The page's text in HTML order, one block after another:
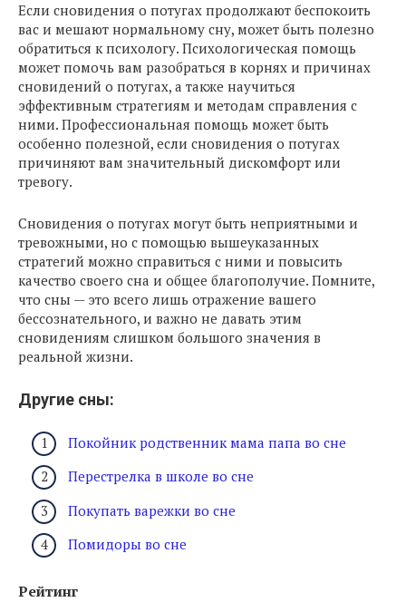
Если сновидения о потугах продолжают беспокоить
вас и мешают нормальному сну, может быть полезно
обратиться к психологу. Психологическая помощь
может помочь вам разобраться в корнях и причинах
сновидений о потугах, а также научиться
эффективным стратегиям и методам справления с
ними. Профессиональная помощь может быть
особенно полезной, если сновидения о потугах
причиняют вам значительный дискомфорт или
тревогу.
Сновидения о потугах могут быть неприятными и
тревожными, но с помощью вышеуказанных
стратегий можно справиться с ними и повысить
качество своего сна и общее благополучие. Помните,
что сны — это всего лишь отражение вашего
бессознательного, и важно не давать этим
сновидениям слишком большого значения в
реальной жизни.
Другие сны:
Покойник родственник мама папа во сне
Перестрелка в школе во сне
Покупать варежки во сне
Помидоры во сне
Рейтинг